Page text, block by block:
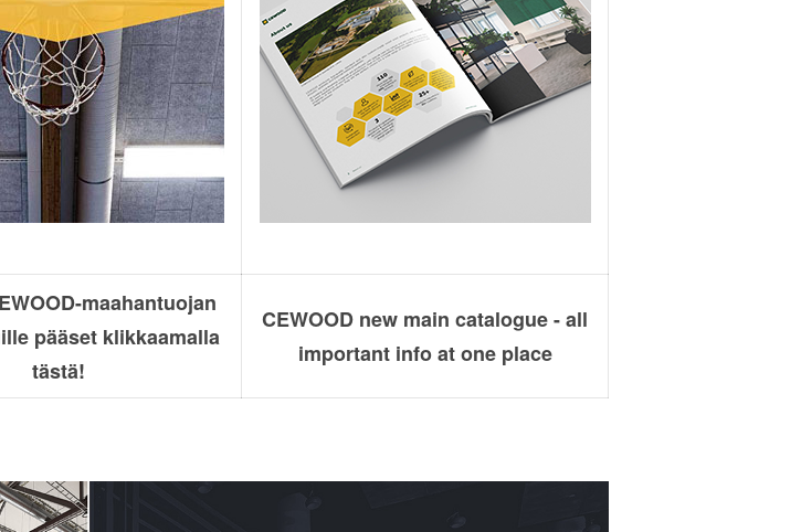
maahantuojan
pääset klikkaamalla
tästä!
CEWOOD new main catalogue - all
important info at one place